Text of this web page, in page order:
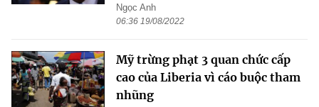
Ngọc Anh
06:36 19/08/2022
Mỹ trừng phạt 3 quan chức cấp
cao của Liberia vì cáo buộc tham
nhũng